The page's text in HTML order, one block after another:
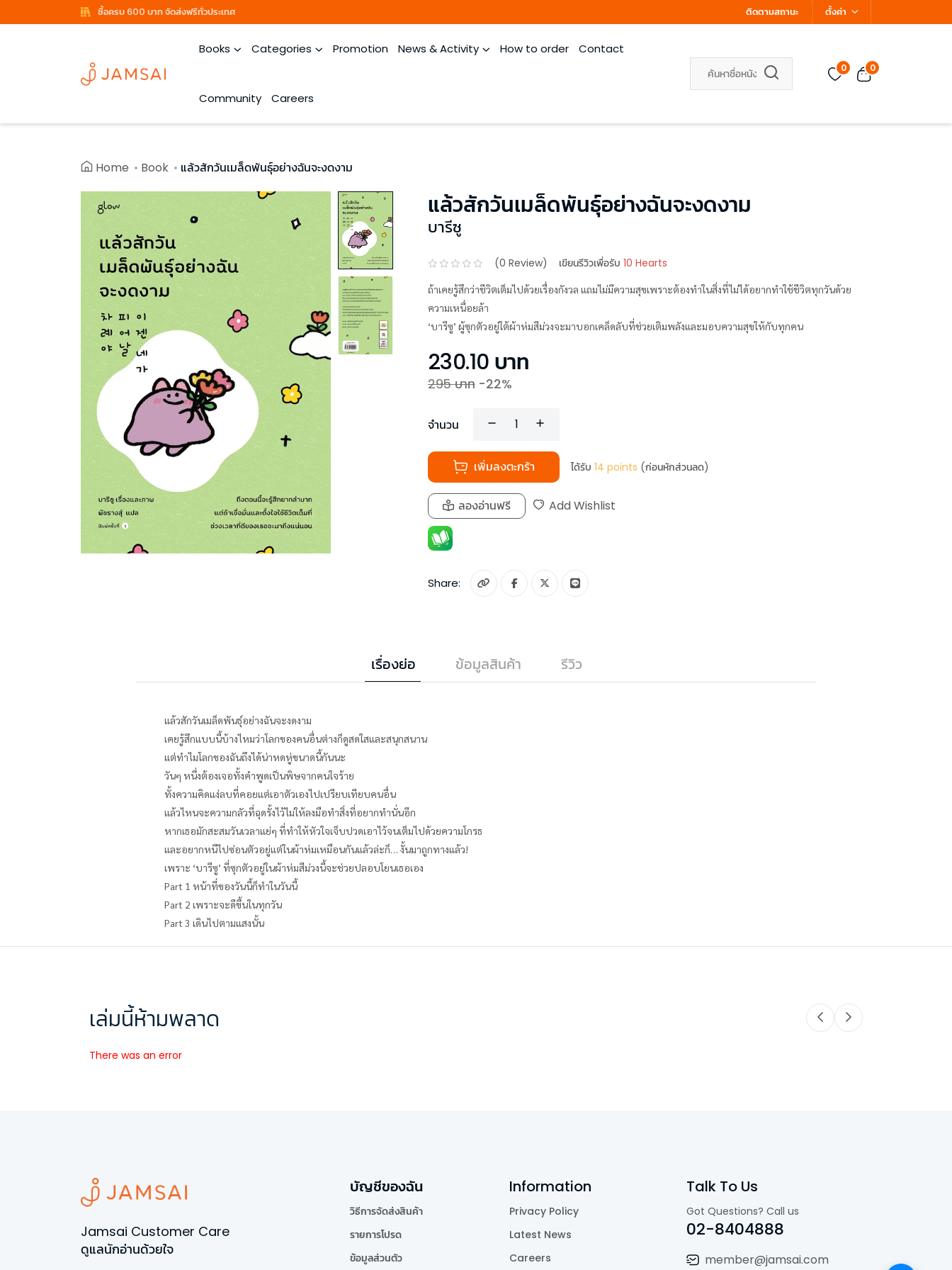
ซื้อครบ 600 บาท จัดส่งฟรีทั่วประเทศ ติดตามสถานะ ตั้งค่า
Books Categories Promotion News & Activity How to order Contact
Community Careers
0 0
Home Book แล้วสักวันเมล็ดพันธุ์อย่างฉันจะงดงาม
แล้วสักวันเมล็ดพันธุ์อย่างฉันจะงดงาม
บารีซู
(0 Review) เขียนรีวิวเพื่อรับ 10 Hearts
ถ้าเคยรู้สึกว่าชีวิตเต็มไปด้วยเรื่องกังวล แถมไม่มีความสุขเพราะต้องทำในสิ่งที่ไม่ได้อยากทำใช้ชีวิตทุกวันด้วย
ความเหนื่อยล้า
‘บารีซู’ ผู้ซุกตัวอยู่ใต้ผ้าห่มสีม่วงจะมาบอกเคล็ดลับที่ช่วยเติมพลังและมอบความสุขให้กับทุกคน
230.10 บาท
295บาท -22%
จำนวน
เพิ่มลงตะกร้า ได้รับ 14 points (ก่อนหักส่วนลด)
ลองอ่านฟรี Add Wishlist
Share:
เรื่องย่อ ข้อมูลสินค้า รีวิว
แล้วสักวันเมล็ดพันธุ์อย่างฉันจะงดงาม
เคยรู้สึกแบบนี้บ้างไหมว่าโลกของคนอื่นต่างก็ดูสดใสและสนุกสนาน
แต่ทำไมโลกของฉันถึงได้น่าหดหู่ขนาดนี้กันนะ
วันๆ หนึ่งต้องเจอทั้งคำพูดเป็นพิษจากคนใจร้าย
ทั้งความคิดแง่ลบที่คอยแต่เอาตัวเองไปเปรียบเทียบคนอื่น
แล้วไหนจะความกลัวที่ฉุดรั้งไว้ไม่ให้ลงมือทำสิ่งที่อยากทำนั่นอีก
หากเธอมักสะสมวันเวลาแย่ๆ ที่ทำให้หัวใจเจ็บปวดเอาไว้จนเต็มไปด้วยความโกรธ
และอยากหนีไปซ่อนตัวอยู่แต่ในผ้าห่มเหมือนกันแล้วล่ะก็… งั้นมาถูกทางแล้ว!
เพราะ ‘บารีซู’ ที่ซุกตัวอยู่ในผ้าห่มสีม่วงนี้จะช่วยปลอบโยนเธอเอง
Part 1 หน้าที่ของวันนี้ก็ทำในวันนี้
Part 2 เพราะจะดีขึ้นในทุกวัน
Part 3 เดินไปตามแสงนั้น
เล่มนี้ห้ามพลาด
There was an error
Jamsai Customer Care
ดูแลนักอ่านด้วยใจ
บัญชีของฉัน
วิธีการจัดส่งสินค้า
รายการโปรด
ข้อมูลส่วนตัว
Information
Privacy Policy
Latest News
Careers
Talk To Us
Got Questions? Call us
02-8404888
member@jamsai.com